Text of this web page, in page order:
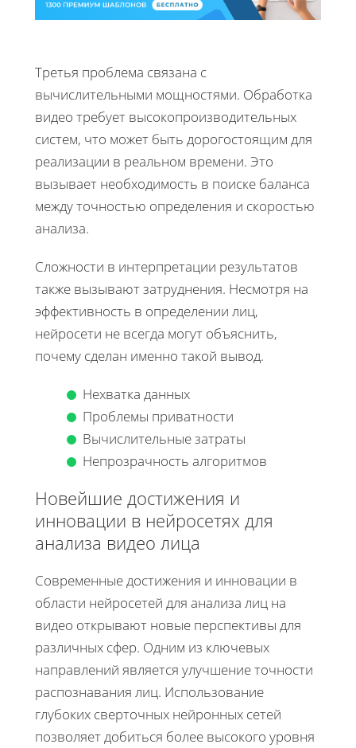
Третья проблема связана с
вычислительными мощностями. Обработка
видео требует высокопроизводительных
систем, что может быть дорогостоящим для
реализации в реальном времени. Это
вызывает необходимость в поиске баланса
между точностью определения и скоростью
анализа.
Сложности в интерпретации результатов
также вызывают затруднения. Несмотря на
эффективность в определении лиц,
нейросети не всегда могут объяснить,
почему сделан именно такой вывод.
Нехватка данных
Проблемы приватности
Вычислительные затраты
Непрозрачность алгоритмов
Новейшие достижения и
инновации в нейросетях для
анализа видео лица
Современные достижения и инновации в
области нейросетей для анализа лиц на
видео открывают новые перспективы для
различных сфер. Одним из ключевых
направлений является улучшение точности
распознавания лиц. Использование
глубоких сверточных нейронных сетей
позволяет добиться более высокого уровня